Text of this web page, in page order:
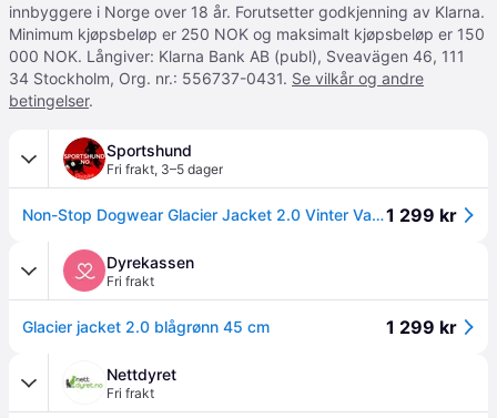
innbyggere i Norge over 18 år. Forutsetter godkjenning av Klarna.
Minimum kjøpsbeløp er 250 NOK og maksimalt kjøpsbeløp er 150
000 NOK. Långiver: Klarna Bank AB (publ), Sveavägen 46, 111
34 Stockholm, Org. nr.: 556737-0431. Se vilkår og andre
betingelser.
Sportshund
Fri frakt, 3–5 dager
Non-Stop Dogwear Glacier Jacket 2.0 Vinter Varmedekken til hund - 45 - Bl�1 299 kr
Dyrekassen
Fri frakt
Glacier jacket 2.0 blågrønn 45 cm 1 299 kr
Nettdyret
Fri frakt